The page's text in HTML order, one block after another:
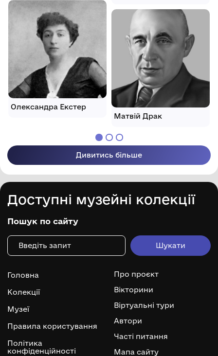
Олександра Екстер
Матвій Драк
Дивитись більше
Доступні музейні колекції
Пошук по сайту
Головна
Колекції
Музеї
Правила користування
Політика
конфіденційності
Про проєкт
Вікторини
Віртуальні тури
Автори
Часті питання
Мапа сайту